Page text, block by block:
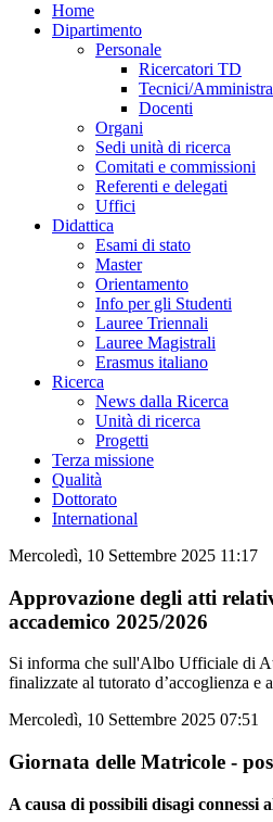
Home
Dipartimento
Personale
Ricercatori TD
Tecnici/
Docenti
Organi
Sedi unità di ricerca
Comitati e commissioni
Referenti e delegati
Uffici
Didattica
Esami di stato
Master
Orientamento
Info per gli Studenti
Lauree Triennali
Lauree Magistrali
Erasmus italiano
Ricerca
News dalla Ricerca
Unità di ricerca
Progetti
Terza missione
Qualità
Dottorato
International
Mercoledì, 10 Settembre 2025 11:17
Approvazione degli atti
accademico 2025/2026
Si informa che sull'Albo Ufficiale di
finalizzate al tutorato d’accoglienza
Mercoledì, 10 Settembre 2025 07:51
Giornata delle Matricole -
A causa di possibili disagi connessi